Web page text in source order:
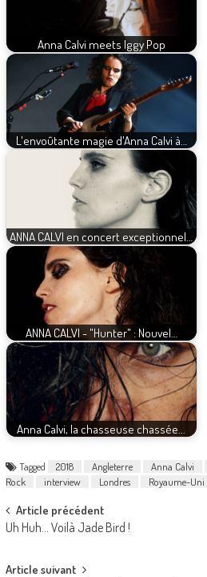
Anna Calvi meets Iggy Pop
L'envoûtante magie d'Anna Calvi à…
ANNA CALVI en concert exceptionnel…
ANNA CALVI - "Hunter" : Nouvel…
Anna Calvi, la chasseuse chassée...
Tagged 2018 Angleterre Anna Calvi
Rock
interview Londres Royaume-Uni
Post
navigation
Article précédent
Uh Huh… Voilà Jade Bird !
Article suivant